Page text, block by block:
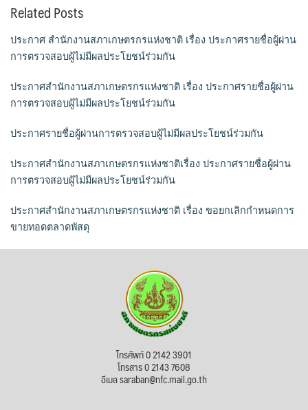
Related Posts
ประกาศ สำนักงานสภาเกษตรกรแห่งชาติ เรื่อง ประกาศรายชื่อผู้ผ่าน
การตรวจสอบผู้ไม่มีผลประโยชน์ร่วมกัน
ประกาศสำนักงานสภาเกษตรกรแห่งชาติ เรื่อง ประกาศรายชื่อผู้ผ่าน
การตรวจสอบผู้ไม่มีผลประโยชน์ร่วมกัน
ประกาศรายชื่อผู้ผ่านการตรวจสอบผู้ไม่มีผลประโยชน์ร่วมกัน
ประกาศสำนักงานสภาเกษตรกรแห่งชาติเรื่อง ประกาศรายชื่อผู้ผ่าน
การตรวจสอบผู้ไม่มีผลประโยชน์ร่วมกัน
ประกาศสำนักงานสภาเกษตรกรแห่งชาติ เรื่อง ขอยกเลิกกำหนดการ
ขายทอดตลาดพัสดุ
โทรศัพท์ 0 2142 3901
โทรสาร 0 2143 7608
อีเมล saraban@nfc.mail.go.th